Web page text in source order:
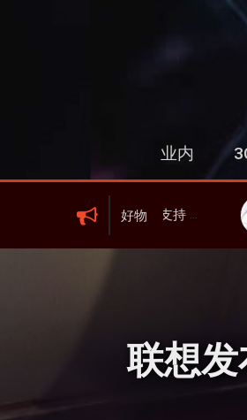
业内
好物
电池、峰值下行2.0Gbps Baseus 倍思灵动充
联想